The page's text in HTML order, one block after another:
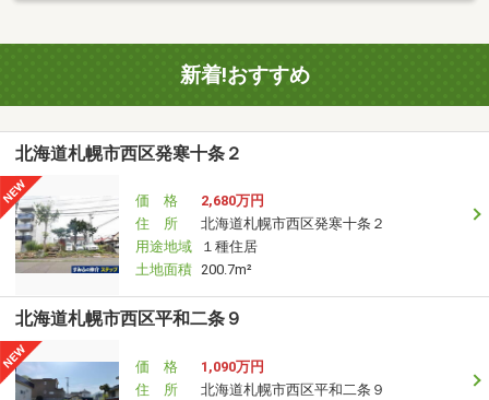
新着!おすすめ
北海道札幌市西区発寒十条２
価 格
2,680万円
住 所
北海道札幌市西区発寒十条２
用途地域
１種住居
土地面積 200.7m²
北海道札幌市西区平和二条９
価 格
1,090万円
住 所
北海道札幌市西区平和二条９